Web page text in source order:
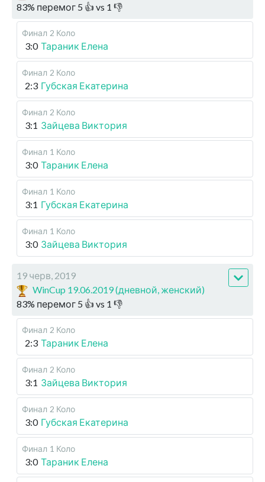
83% перемог 5 👍 vs 1 👎
Финал 2 Коло
3:0 Тараник Елена
Финал 2 Коло
2:3 Губская Екатерина
Финал 2 Коло
3:1 Зайцева Виктория
Финал 1 Коло
3:0 Тараник Елена
Финал 1 Коло
3:1 Губская Екатерина
Финал 1 Коло
3:0 Зайцева Виктория
19 черв, 2019
WinCup 19.06.2019 (дневной, женский)
83% перемог 5 👍 vs 1 👎
Финал 2 Коло
2:3 Тараник Елена
Финал 2 Коло
3:1 Зайцева Виктория
Финал 2 Коло
3:0 Губская Екатерина
Финал 1 Коло
3:0 Тараник Елена